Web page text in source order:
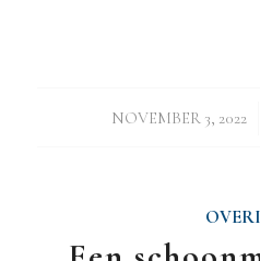
NOVEMBER 3, 2022
/